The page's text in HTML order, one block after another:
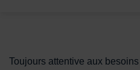
Contenu de la fiche
Toujours attentive aux